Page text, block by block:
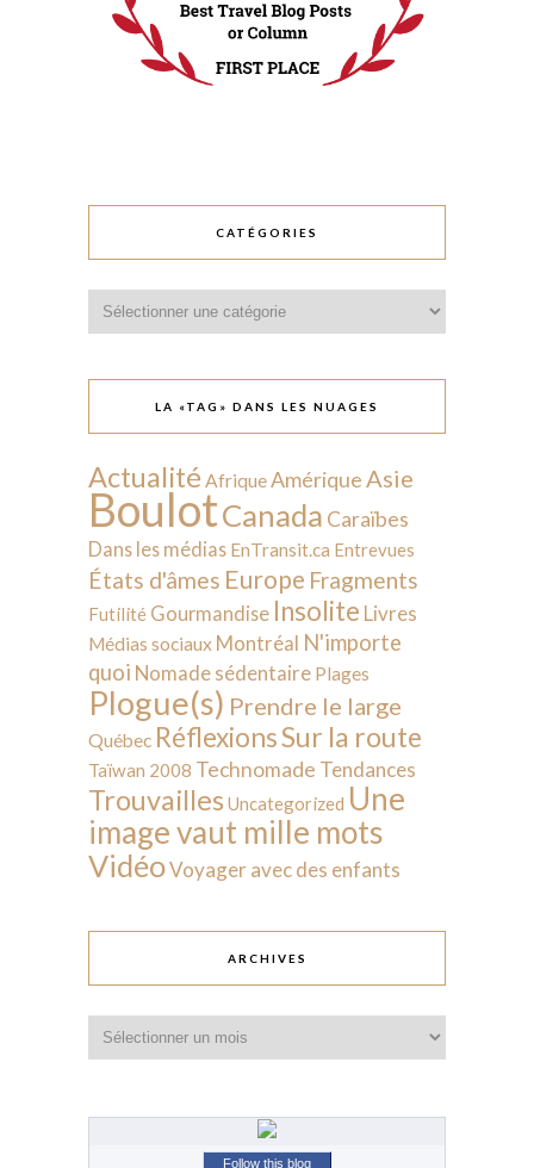
CATÉGORIES
LA «TAG» DANS LES NUAGES
Actualité AfriqueAmériqueAsie
BoulotCanada Caraïbes
Dans les médias EnTransit.ca Entrevues
États d'âmes Europe Fragments
Futilité Gourmandise Insolite Livres
Médias sociaux Montréal N'importe
quoi Nomade sédentaire Plages
Plogue(s) Prendre le large
Québec RéflexionsSur la route
Taïwan 2008 Technomade Tendances
Trouvailles Uncategorized Une
image vaut mille mots
VidéoVoyager avec des enfants
ARCHIVES
Follow this blog